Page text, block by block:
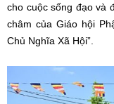
cho cuộc sống đạo và
châm của Giáo hội
Chủ Nghĩa Xã Hội”.